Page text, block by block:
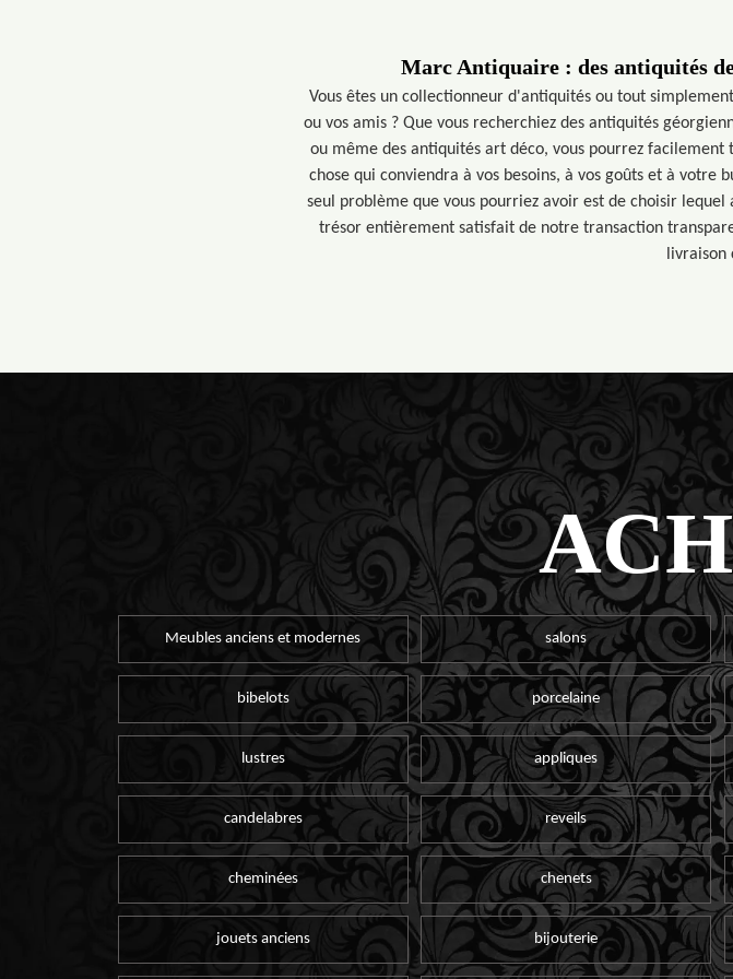
Marc Antiquaire : des antiquités
Vous êtes un collectionneur d'antiquités ou tout
ou vos amis ? Que vous recherchiez des antiquités
ou même des antiquités art déco, vous pourrez
chose qui conviendra à vos besoins, à vos goûts et à
seul problème que vous pourriez avoir est de choisir
trésor entièrement satisfait de notre transaction
livraison
Meubles anciens et modernes salons
bibelots porcelaine
lustres appliques
candelabres reveils
cheminées chenets
jouets anciens bijouterie